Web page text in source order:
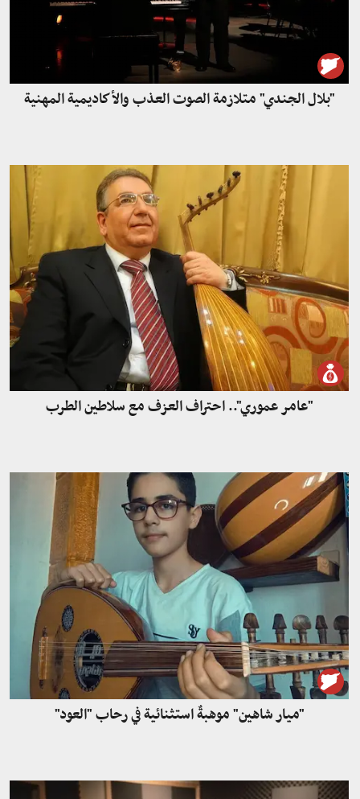
"بلال الجندي" متلازمة الصوت العذب والأكاديمية المهنية
"عامر عموري".. احتراف العزف مع سلاطين الطرب
"ميار شاهين" موهبةٌ استثنائية في رحاب "العود"